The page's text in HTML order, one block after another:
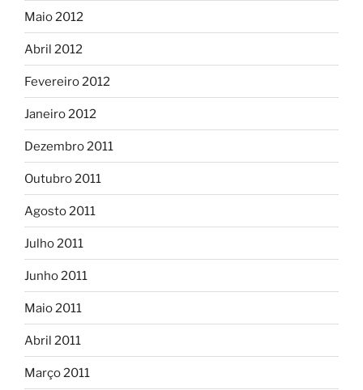
Maio 2012
Abril 2012
Fevereiro 2012
Janeiro 2012
Dezembro 2011
Outubro 2011
Agosto 2011
Julho 2011
Junho 2011
Maio 2011
Abril 2011
Março 2011